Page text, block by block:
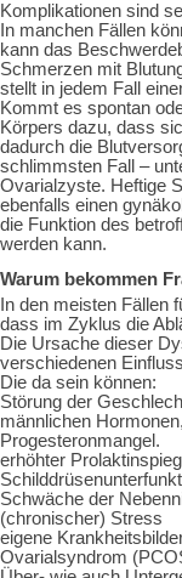
Komplikationen sind
In manchen Fällen
kann das
Schmerzen mit
stellt in jedem Fall
Kommt es spontan
Körpers dazu, dass
dadurch die
schlimmsten Fall –
Ovarialzyste. Heftige
ebenfalls einen
die Funktion des
werden kann.
Warum bekommen
In den meisten Fällen
dass im Zyklus die
Die Ursache dieser
verschiedenen
Die da sein können:
Störung der
männlichen
Progesteronmangel.
erhöhter
Schwäche der
(chronischer) Stress
eigene
Ovarialsyndrom